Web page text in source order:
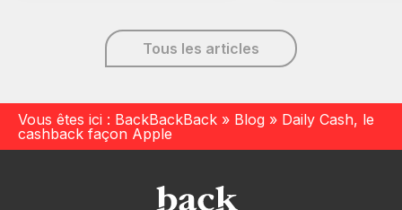
Tous les articles
Vous êtes ici : BackBackBack » Blog » Daily Cash, le
cashback façon Apple